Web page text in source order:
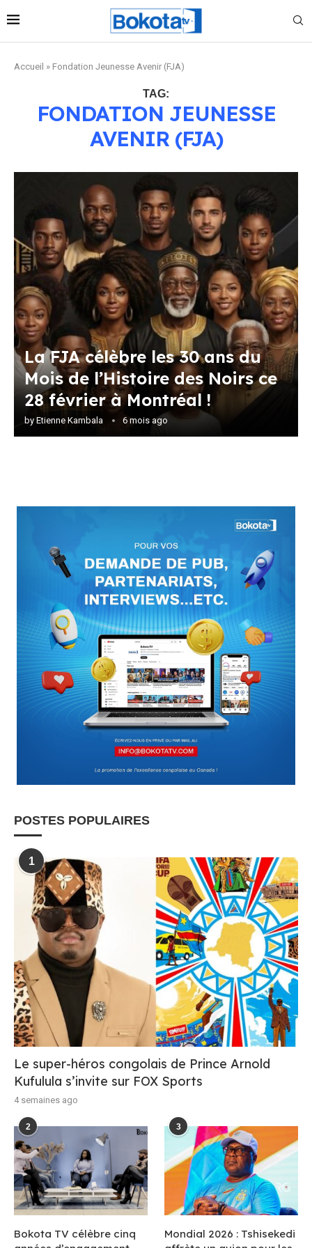
Accueil » Fondation Jeunesse Avenir (FJA)
TAG:
FONDATION JEUNESSE
AVENIR (FJA)
La FJA célèbre les 30 ans du
Mois de l’Histoire des Noirs ce
28 février à Montréal !
by Etienne Kambala 6 mois ago
POSTES POPULAIRES
1
Le super-héros congolais de Prince Arnold
Kufulula s’invite sur FOX Sports
4 semaines ago
2
Bokota TV célèbre cinq
3
Mondial 2026 : Tshisekedi